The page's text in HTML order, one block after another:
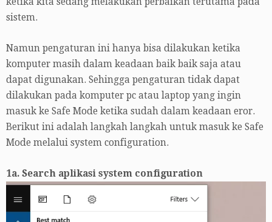
sistem.
Namun pengaturan ini hanya bisa dilakukan ketika
komputer masih dalam keadaan baik baik saja atau
dapat digunakan. Sehingga pengaturan tidak dapat
dilakukan pada komputer pc atau laptop yang ingin
masuk ke Safe Mode ketika sudah dalam keadaan eror.
Berikut ini adalah langkah langkah untuk masuk ke Safe
Mode melalui system configuration.
1a. Search aplikasi system configuration